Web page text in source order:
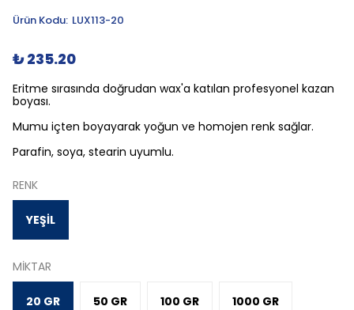
Ürün Kodu: LUX113-20
₺ 235.20
Eritme sırasında doğrudan wax'a katılan profesyonel kazan
boyası.
Mumu içten boyayarak yoğun ve homojen renk sağlar.
Parafin, soya, stearin uyumlu.
RENK
YEŞİL
MİKTAR
20 GR 50 GR 100 GR 1000 GR